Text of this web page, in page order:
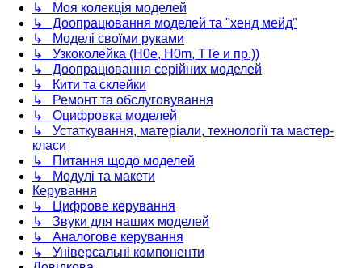
↳ Моя колекція моделей
↳ Доопрацювання моделей та "хенд мейд"
↳ Моделі своїми руками
↳ Узкоколейка (H0e, H0m, TTe и пр.))
↳ Доопрацювання серійних моделей
↳ Кити та склейки
↳ Ремонт та обслуговування
↳ Оцифровка моделей
↳ Устаткування, матеріали, технології та мастер-
класи
↳ Питання щодо моделей
↳ Модулі та макети
Керування
↳ Цифрове керування
↳ Звуки для наших моделей
↳ Аналогове керування
↳ Універсальні компоненти